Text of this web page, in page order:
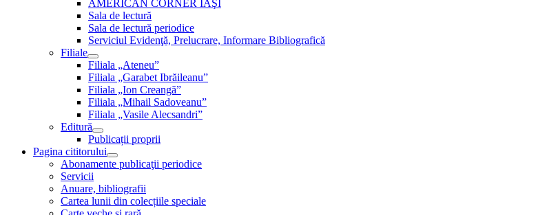
AMERICAN CORNER IAŞI
Sala de lectură
Sala de lectură periodice
Serviciul Evidenţă, Prelucrare, Informare Bibliografică
Filiale
Filiala „Ateneu”
Filiala „Garabet Ibrăileanu”
Filiala „Ion Creangă”
Filiala „Mihail Sadoveanu”
Filiala „Vasile Alecsandri”
Editură
Publicații proprii
Pagina cititorului
Abonamente publicaţii periodice
Servicii
Anuare, bibliografii
Cartea lunii din colecțiile speciale